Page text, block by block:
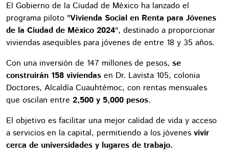
El Gobierno de la Ciudad de México ha lanzado el
programa piloto "Vivienda Social en Renta para Jóvenes
de la Ciudad de México 2024", destinado a proporcionar
viviendas asequibles para jóvenes de entre 18 y 35 años.
Con una inversión de 147 millones de pesos, se
construirán 158 viviendas en Dr. Lavista 105, colonia
Doctores, Alcaldía Cuauhtémoc, con rentas mensuales
que oscilan entre 2,500 y 5,000 pesos.
El objetivo es facilitar una mejor calidad de vida y acceso
a servicios en la capital, permitiendo a los jóvenes vivir
cerca de universidades y lugares de trabajo.